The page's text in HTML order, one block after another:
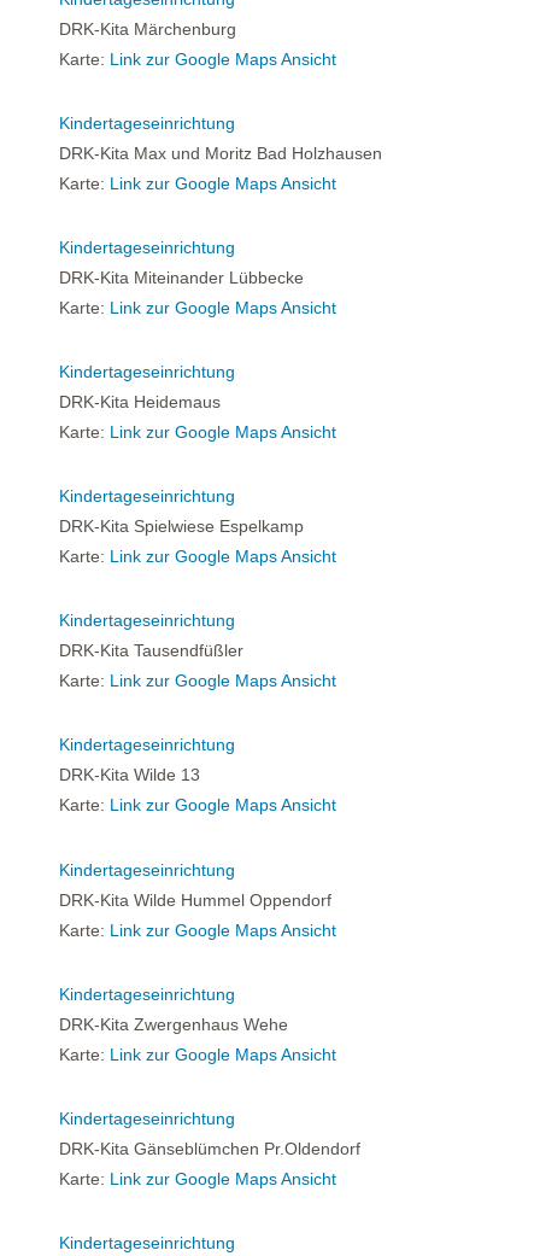
DRK-Kita Märchenburg
Karte: Link zur Google Maps Ansicht
Kindertageseinrichtung
DRK-Kita Max und Moritz Bad Holzhausen
Karte: Link zur Google Maps Ansicht
Kindertageseinrichtung
DRK-Kita Miteinander Lübbecke
Karte: Link zur Google Maps Ansicht
Kindertageseinrichtung
DRK-Kita Heidemaus
Karte: Link zur Google Maps Ansicht
Kindertageseinrichtung
DRK-Kita Spielwiese Espelkamp
Karte: Link zur Google Maps Ansicht
Kindertageseinrichtung
DRK-Kita Tausendfüßler
Karte: Link zur Google Maps Ansicht
Kindertageseinrichtung
DRK-Kita Wilde 13
Karte: Link zur Google Maps Ansicht
Kindertageseinrichtung
DRK-Kita Wilde Hummel Oppendorf
Karte: Link zur Google Maps Ansicht
Kindertageseinrichtung
DRK-Kita Zwergenhaus Wehe
Karte: Link zur Google Maps Ansicht
Kindertageseinrichtung
DRK-Kita Gänseblümchen Pr.Oldendorf
Karte: Link zur Google Maps Ansicht
Kindertageseinrichtung